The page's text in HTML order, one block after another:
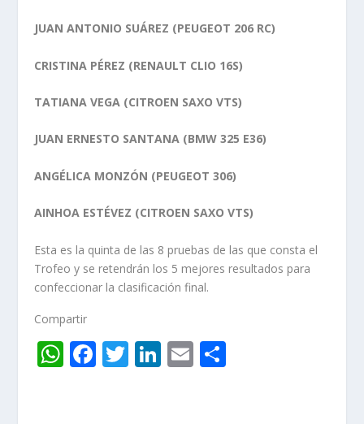
JUAN ANTONIO SUÁREZ (PEUGEOT 206 RC)
CRISTINA PÉREZ (RENAULT CLIO 16S)
TATIANA VEGA (CITROEN SAXO VTS)
JUAN ERNESTO SANTANA (BMW 325 E36)
ANGÉLICA MONZÓN (PEUGEOT 306)
AINHOA ESTÉVEZ (CITROEN SAXO VTS)
Esta es la quinta de las 8 pruebas de las que consta el
Trofeo y se retendrán los 5 mejores resultados para
confeccionar la clasificación final.
Compartir
W
h
F
ac
T
w
Li
n
E
m